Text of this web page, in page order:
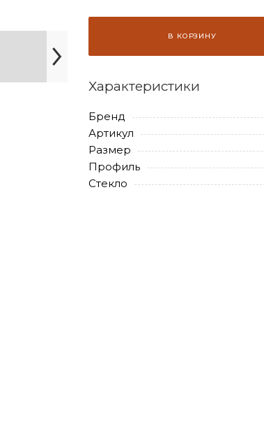
В КОРЗИНУ
Характеристики
Бренд
Артикул
Размер
Профиль
Стекло